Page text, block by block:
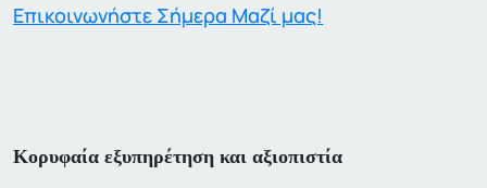
Επικοινωνήστε Σήμερα Μαζί μας!
Κορυφαία εξυπηρέτηση και αξιοπιστία